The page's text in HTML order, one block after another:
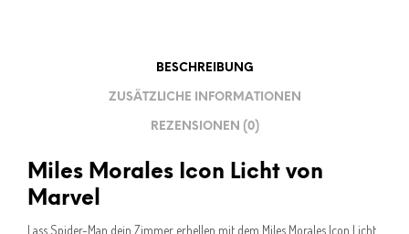
BESCHREIBUNG
ZUSÄTZLICHE INFORMATIONEN
REZENSIONEN (0)
Miles Morales Icon Licht von
Marvel
Lass Spider-Man dein Zimmer erhellen mit dem Miles Morales Icon Licht